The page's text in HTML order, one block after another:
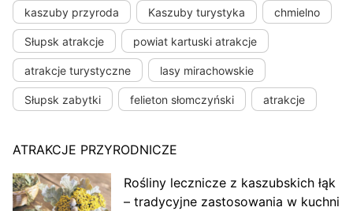
kaszuby przyroda Kaszuby turystyka chmielno
Słupsk atrakcje powiat kartuski atrakcje
atrakcje turystyczne lasy mirachowskie
Słupsk zabytki felieton słomczyński atrakcje
ATRAKCJE PRZYRODNICZE
Rośliny lecznicze z kaszubskich łąk
– tradycyjne zastosowania w kuchni